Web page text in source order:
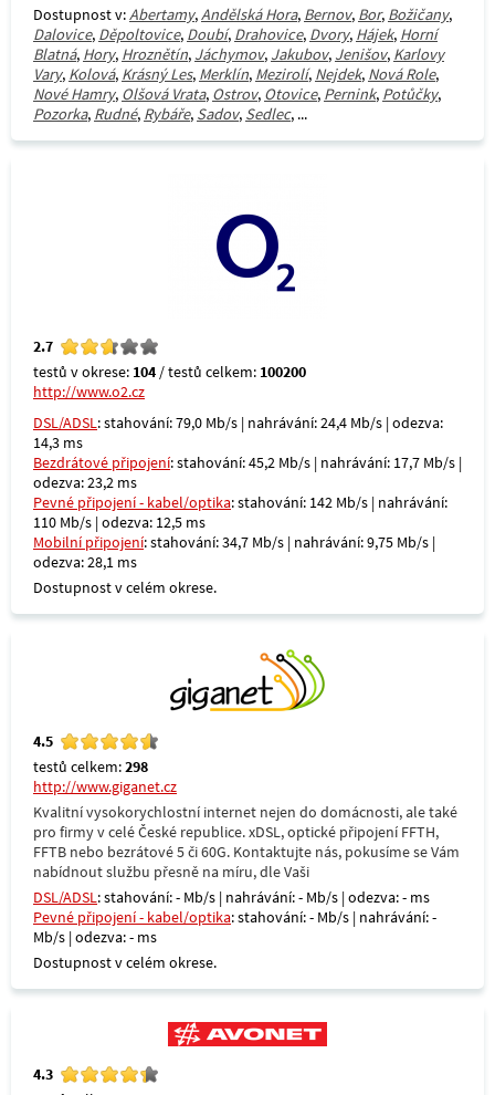
Dostupnost v:Abertamy,Andělská Hora, Bernov, Bor, Božičany,
Dalovice, Děpoltovice, Doubí, Drahovice, Dvory, Hájek, Horní
Blatná, Hory, Hroznětín, Jáchymov, Jakubov, Jenišov, Karlovy
Vary, Kolová, Krásný Les, Merklín, Mezirolí, Nejdek, Nová Role,
Nové Hamry, Olšová Vrata, Ostrov, Otovice, Pernink, Potůčky,
Pozorka, Rudné, Rybáře, Sadov, Sedlec, ...
2.7
testů v okrese: 104 / testů celkem: 100200
http://www.o2.cz
DSL/ADSL: stahování: 79,0 Mb/s | nahrávání: 24,4 Mb/s | odezva:
14,3 ms
Bezdrátové připojení: stahování: 45,2 Mb/s | nahrávání: 17,7 Mb/s |
odezva: 23,2 ms
Pevné připojení - kabel/optika: stahování: 142 Mb/s | nahrávání:
110 Mb/s | odezva: 12,5 ms
Mobilní připojení: stahování: 34,7 Mb/s | nahrávání: 9,75 Mb/s |
odezva: 28,1 ms
Dostupnost v celém okrese.
4.5
testů celkem:298
http://www.giganet.cz
Kvalitní vysokorychlostní internet nejen do domácnosti, ale také
pro firmy v celé České republice. xDSL, optické připojení FFTH,
FFTB nebo bezrátové 5 či 60G. Kontaktujte nás, pokusíme se Vám
nabídnout službu přesně na míru, dle Vaši
DSL/ADSL: stahování: - Mb/s | nahrávání: - Mb/s | odezva: - ms
Pevné připojení - kabel/optika: stahování: - Mb/s | nahrávání: -
Mb/s | odezva: - ms
Dostupnost v celém okrese.
4.3